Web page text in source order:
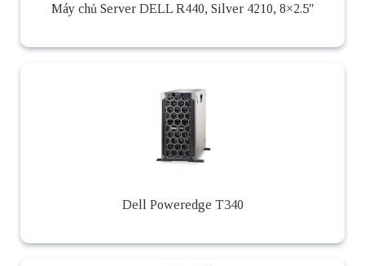
Máy chủ Server DELL R440, Silver 4210, 8×2.5″
Dell Poweredge T340